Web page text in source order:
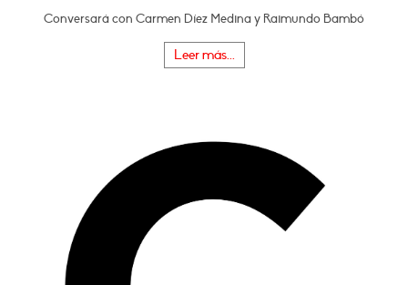
Conversará con Carmen Díez Medina y Raimundo Bambó
Leer más...